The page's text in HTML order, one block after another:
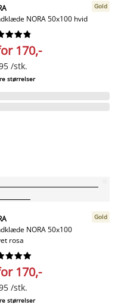
NORA 50x100 hvid
Gold




170,-
/stk.
størrelser
NORA 50x100
rosa
Gold




170,-
/stk.
størrelser